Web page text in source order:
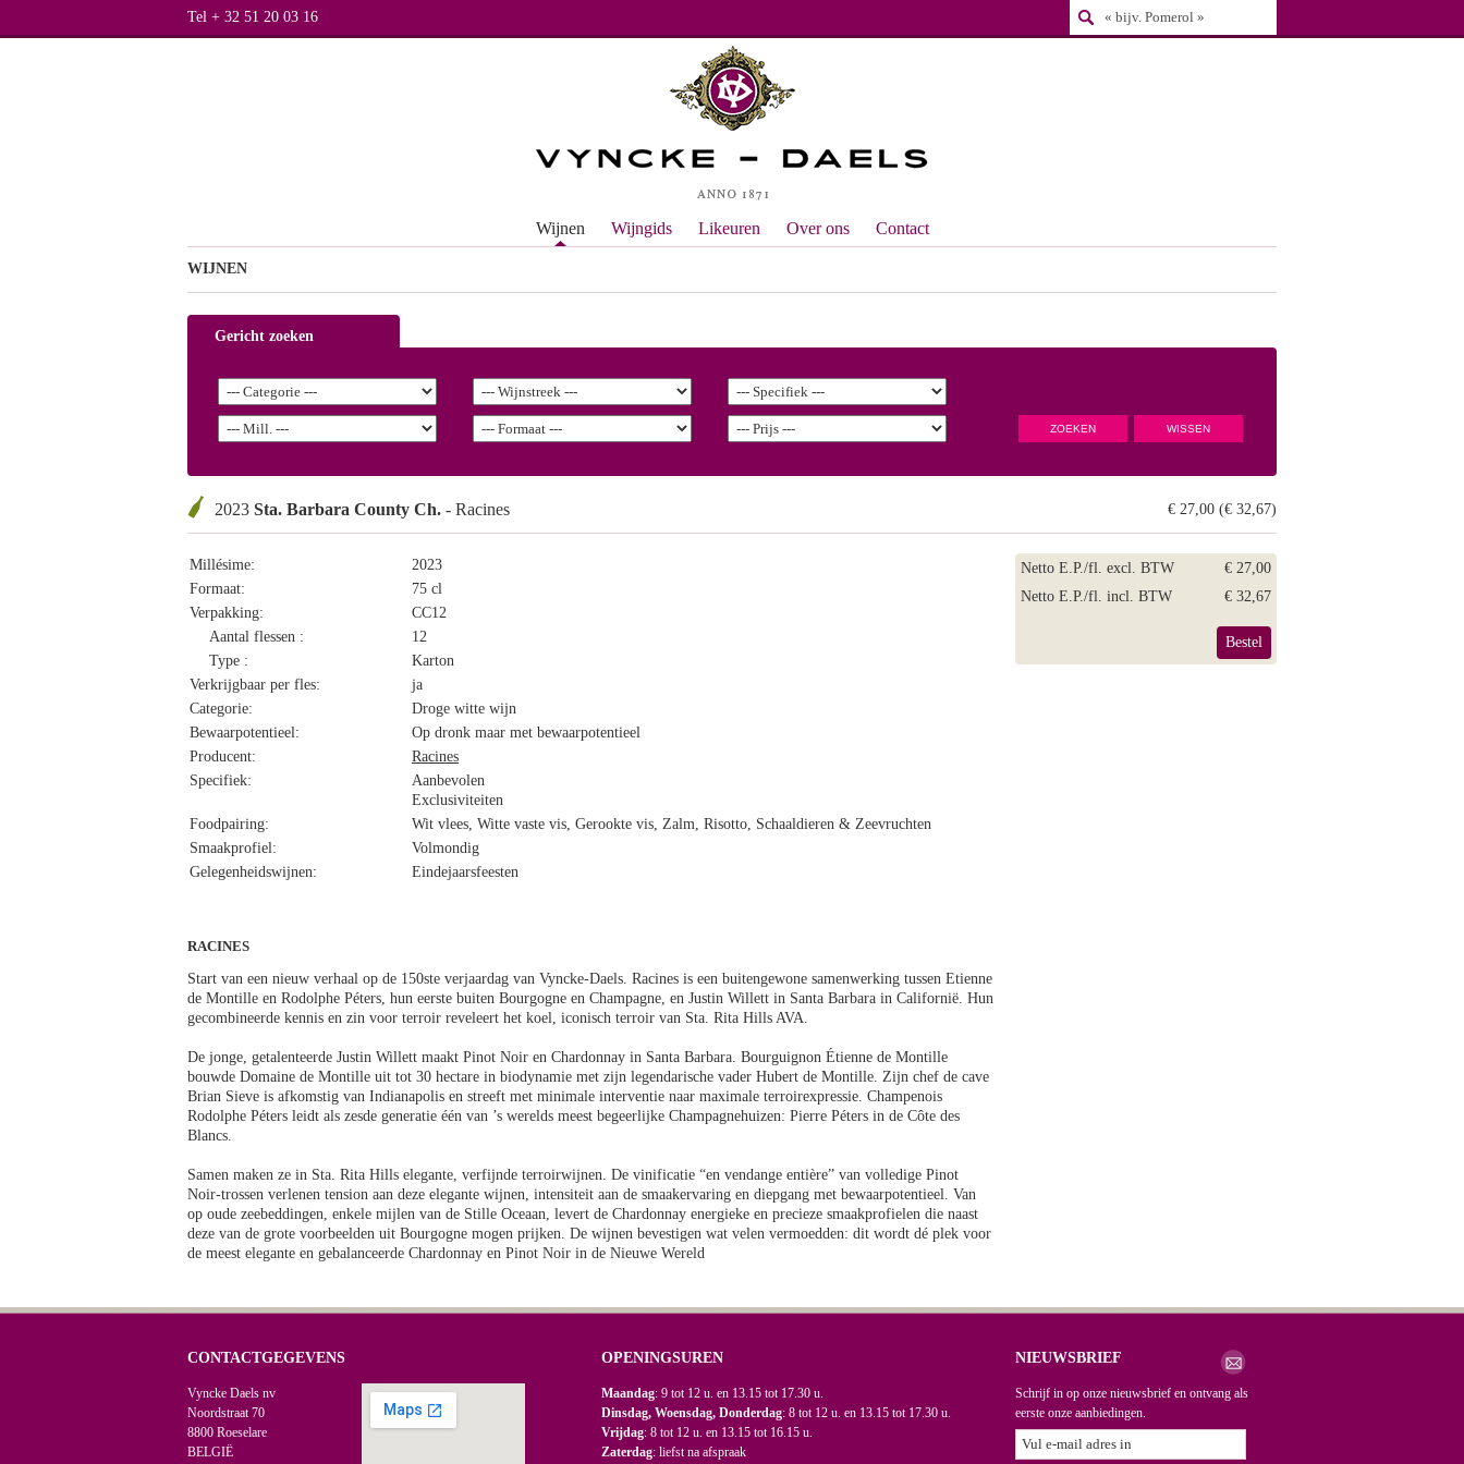
Tel + 32 51 20 03 16
Wijnen Wijngids Likeuren Over ons Contact
WIJNEN
Gericht zoeken
2023 Sta. Barbara County Ch. - Racines € 27,00 (€ 32,67)
Millésime:
2023
Formaat:
75 cl
Verpakking:
CC12
Aantal flessen :
12
Type :
Karton
Verkrijgbaar per fles:
ja
Categorie:
Droge witte wijn
Bewaarpotentieel:
Op dronk maar met bewaarpotentieel
Producent:
Racines
Specifiek:
Aanbevolen
Exclusiviteiten
Foodpairing:
Wit vlees, Witte vaste vis, Gerookte vis, Zalm, Risotto, Schaaldieren & Zeevruchten
Smaakprofiel:
Volmondig
Gelegenheidswijnen:
Eindejaarsfeesten
Netto E.P./fl. excl. BTW
€ 27,00
Netto E.P./fl. incl. BTW
€ 32,67
Bestel
RACINES
Start van een nieuw verhaal op de 150ste verjaardag van Vyncke-Daels. Racines is een buitengewone samenwerking tussen Etienne
de Montille en Rodolphe Péters, hun eerste buiten Bourgogne en Champagne, en Justin Willett in Santa Barbara in Californië. Hun
gecombineerde kennis en zin voor terroir reveleert het koel, iconisch terroir van Sta. Rita Hills AVA.
De jonge, getalenteerde Justin Willett maakt Pinot Noir en Chardonnay in Santa Barbara. Bourguignon Étienne de Montille
bouwde Domaine de Montille uit tot 30 hectare in biodynamie met zijn legendarische vader Hubert de Montille. Zijn chef de cave
Brian Sieve is afkomstig van Indianapolis en streeft met minimale interventie naar maximale terroirexpressie. Champenois
Rodolphe Péters leidt als zesde generatie één van ’s werelds meest begeerlijke Champagnehuizen: Pierre Péters in de Côte des
Blancs.
Samen maken ze in Sta. Rita Hills elegante, verfijnde terroirwijnen. De vinificatie “en vendange entière” van volledige Pinot
Noir-trossen verlenen tension aan deze elegante wijnen, intensiteit aan de smaakervaring en diepgang met bewaarpotentieel. Van
op oude zeebeddingen, enkele mijlen van de Stille Oceaan, levert de Chardonnay energieke en precieze smaakprofielen die naast
deze van de grote voorbeelden uit Bourgogne mogen prijken. De wijnen bevestigen wat velen vermoedden: dit wordt dé plek voor
de meest elegante en gebalanceerde Chardonnay en Pinot Noir in de Nieuwe Wereld
CONTACTGEGEVENS
Vyncke Daels nv
Noordstraat 70
8800 Roeselare
BELGIË
OPENINGSUREN
Maandag: 9 tot 12 u. en 13.15 tot 17.30 u.
Dinsdag, Woensdag, Donderdag: 8 tot 12 u. en 13.15 tot 17.30 u.
Vrijdag: 8 tot 12 u. en 13.15 tot 16.15 u.
Zaterdag: liefst na afspraak
NIEUWSBRIEF
Schrijf in op onze nieuwsbrief en ontvang als
eerste onze aanbiedingen.